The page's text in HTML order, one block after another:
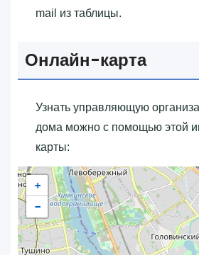
mail из таблицы.
Онлайн-карта
Узнать управляющую
дома можно с помощью этой
карты:
+
−